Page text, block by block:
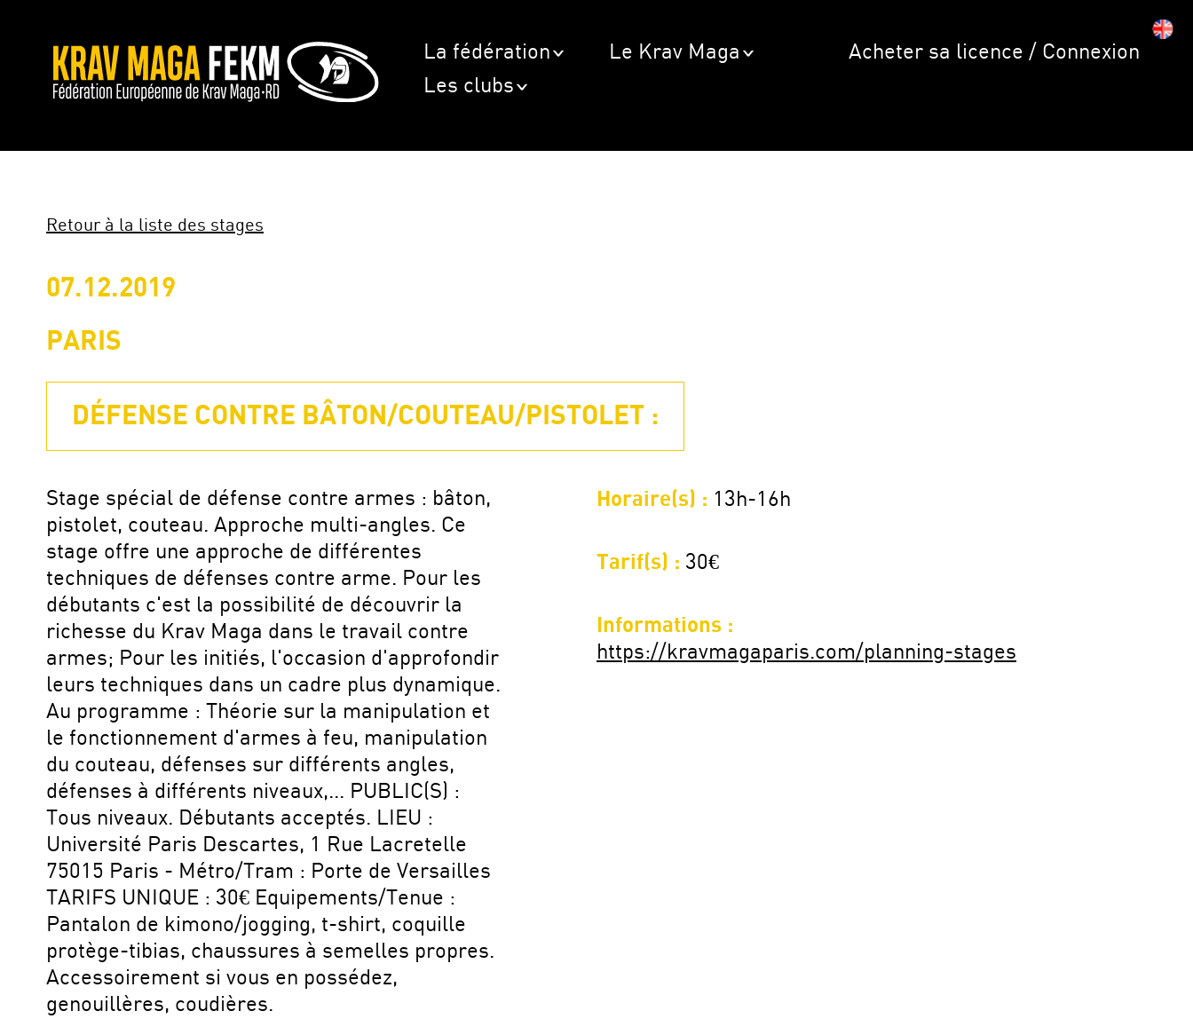
La fédération
Le Krav Maga
Les clubs
Acheter sa licence / Connexion
Retour à la liste des stages
07.12.2019
PARIS
DÉFENSE CONTRE BÂTON/COUTEAU/PISTOLET :
Stage spécial de défense contre armes : bâton,
pistolet, couteau. Approche multi-angles. Ce
stage offre une approche de différentes
techniques de défenses contre arme. Pour les
débutants c'est la possibilité de découvrir la
richesse du Krav Maga dans le travail contre
armes; Pour les initiés, l'occasion d'approfondir
leurs techniques dans un cadre plus dynamique.
Au programme : Théorie sur la manipulation et
le fonctionnement d'armes à feu, manipulation
du couteau, défenses sur différents angles,
défenses à différents niveaux,... PUBLIC(S) :
Tous niveaux. Débutants acceptés. LIEU :
Université Paris Descartes, 1 Rue Lacretelle
75015 Paris - Métro/Tram : Porte de Versailles
TARIFS UNIQUE : 30€ Equipements/Tenue :
Pantalon de kimono/jogging, t-shirt, coquille
protège-tibias, chaussures à semelles propres.
Accessoirement si vous en possédez,
genouillères, coudières.
Horaire(s) : 13h-16h
Tarif(s) : 30€
Informations :
https://kravmagaparis.com/planning-stages